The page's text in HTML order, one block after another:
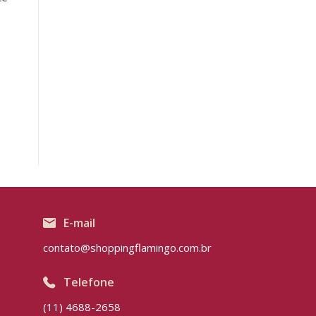
E-mail
contato@shoppingflamingo.com.br
Telefone
(11) 4688-2658